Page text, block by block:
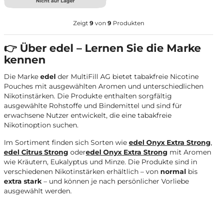
Zeigt 9von 9 Produkten
👉 Über edel – Lernen Sie die Marke
kennen
Die Marke edel der MultiFill AG bietet tabakfreie Nicotine
Pouches mit ausgewählten Aromen und unterschiedlichen
Nikotinstärken. Die Produkte enthalten sorgfältig
ausgewählte Rohstoffe und Bindemittel und sind für
erwachsene Nutzer entwickelt, die eine tabakfreie
Nikotinoption suchen.
Im Sortiment finden sich Sorten wie edel Onyx Extra Strong,
edel Citrus Strong oderedel Onyx Extra Strong mit Aromen
wie Kräutern, Eukalyptus und Minze. Die Produkte sind in
verschiedenen Nikotinstärken erhältlich – von normal bis
extra stark – und können je nach persönlicher Vorliebe
ausgewählt werden.